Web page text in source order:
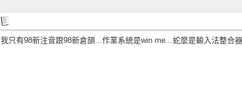
我只有98新注音跟98新倉頡...作業系統是win me...蛇麼是輸入法整合